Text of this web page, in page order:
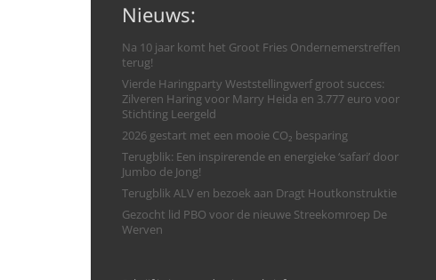
Nieuws:
Na 10 jaar komt het Groot Fries Ondernemerstreffen
terug!
Vierde Haringparty Weststellingwerf groot succes:
Zilveren Haring voor Marry Heida en 3.777 euro voor
Stichting Leergeld
2026 gestart met een mooie CO₂ besparing
Terugblik: Een inspirerende en energieke ‘safari’ door
Jumbo de Jong!
Terugblik ALV en bezoek aan Dragt Houtkonstruktie
Gezocht lid PBO voor de nieuwe Streekomroep De
Werven